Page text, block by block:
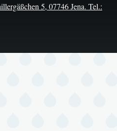
5, 07746 Jena. Tel.: